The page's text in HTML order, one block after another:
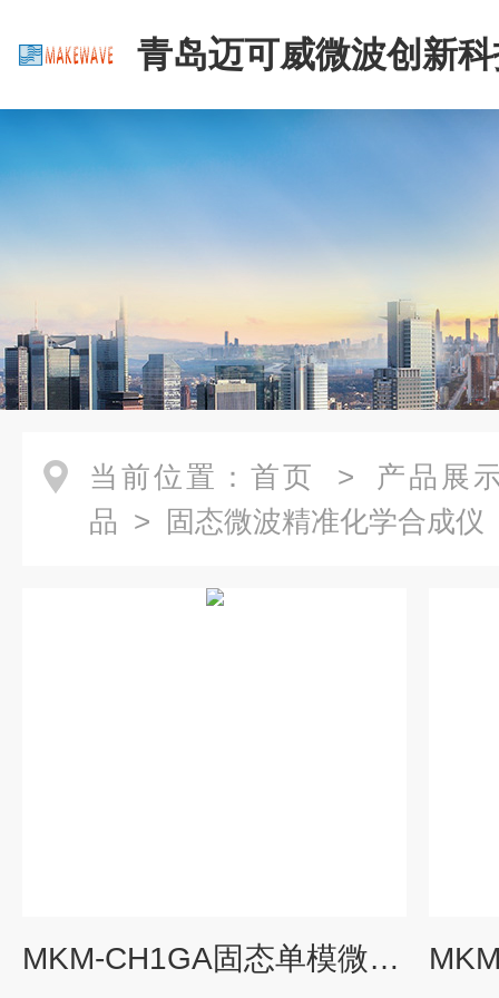
青岛迈可威微波创新
公司
当前位置： 首页 > 产品展
品 > 固态微波精准化学合成仪
MKM-CH1GA固态单模微波化学合成仪